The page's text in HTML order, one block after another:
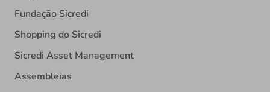
Fundação Sicredi
Shopping do Sicredi
Sicredi Asset Management
Assembleias